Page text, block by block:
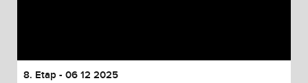
8. Etap - 06 12 2025